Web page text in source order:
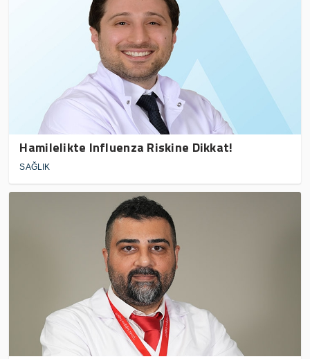
Hamilelikte Influenza Riskine Dikkat!
SAĞLIK